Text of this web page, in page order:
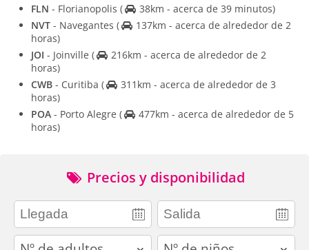
FLN - Florianopolis (
38km - acerca de 39 minutos)
NVT - Navegantes (
137km - acerca de alrededor de 2
horas)
JOI - Joinville (
216km - acerca de alrededor de 2
horas)
CWB - Curitiba (
311km - acerca de alrededor de 3
horas)
POA - Porto Alegre (
477km - acerca de alrededor de 5
horas)
Precios y disponibilidad
adults children